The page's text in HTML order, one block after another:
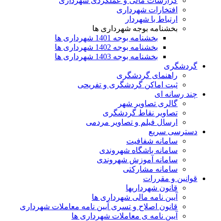
افتخارات شهرداری
ارتباط با شهردار
بخشنامه بوجه شهرداری ها
بخشنامه بوجه 1401 شهرداری ها
بخشنامه بوجه 1402 شهرداری ها
بخشنامه بوجه 1403 شهرداری ها
گردشگری
راهنمای گردشگری
ثبت اماکن گردشگری و تفریحی
چند رسانه ای
گالری تصاویر شهر
تصاویر نقاط گردشگری
ارسال فیلم و تصاویر مردمی
دسترسی سریع
سامانه شفافیت
سامانه باشگاه شهروندی
سامانه آموزش شهروندی
سامانه مشارکتی
قوانین و مقررات
قانون شهرداریها
آیین نامه مالی شهرداری ها
قانون اصلاح و تسری آیین نامه معاملات شهرداری
آیین نامه ی معاملات شهرداری ها